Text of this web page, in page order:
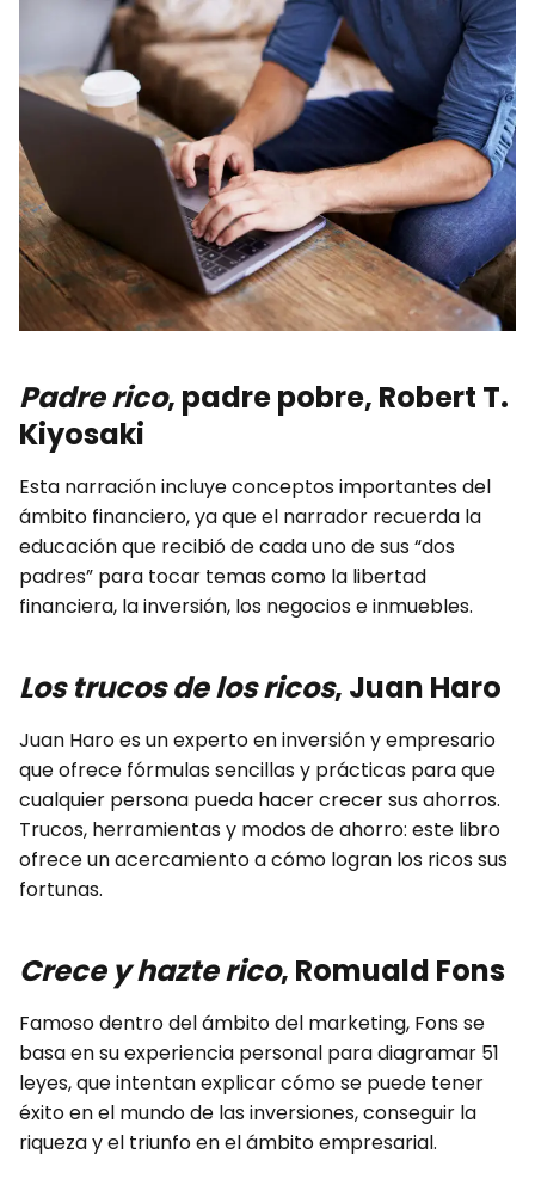
Padre rico, padre pobre, Robert T.
Kiyosaki
Esta narración incluye conceptos importantes del
ámbito financiero, ya que el narrador recuerda la
educación que recibió de cada uno de sus “dos
padres” para tocar temas como la libertad
financiera, la inversión, los negocios e inmuebles.
Los trucos de los ricos, Juan Haro
Juan Haro es un experto en inversión y empresario
que ofrece fórmulas sencillas y prácticas para que
cualquier persona pueda hacer crecer sus ahorros.
Trucos, herramientas y modos de ahorro: este libro
ofrece un acercamiento a cómo logran los ricos sus
fortunas.
Crece y hazte rico, Romuald Fons
Famoso dentro del ámbito del marketing, Fons se
basa en su experiencia personal para diagramar 51
leyes, que intentan explicar cómo se puede tener
éxito en el mundo de las inversiones, conseguir la
riqueza y el triunfo en el ámbito empresarial.